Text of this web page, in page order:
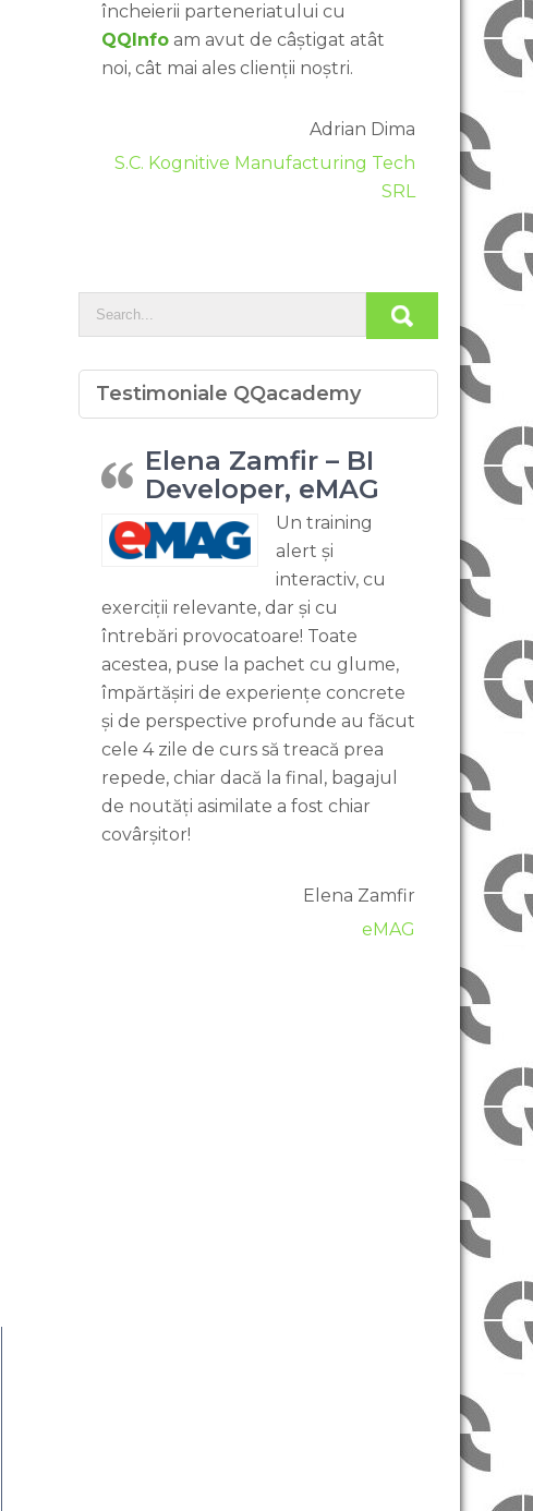
încheierii parteneriatului cu
QQInfo am avut de câștigat atât
noi, cât mai ales clienții noștri.
Adrian Dima
S.C. Kognitive Manufacturing Tech
SRL
Testimoniale QQacademy
Elena Zamfir – BI
Developer, eMAG
Un training
alert și
interactiv, cu
exerciții relevante, dar și cu
întrebări provocatoare! Toate
acestea, puse la pachet cu glume,
împărtășiri de experiențe concrete
și de perspective profunde au făcut
cele 4 zile de curs să treacă prea
repede, chiar dacă la final, bagajul
de noutăți asimilate a fost chiar
covârșitor!
Elena Zamfir
eMAG